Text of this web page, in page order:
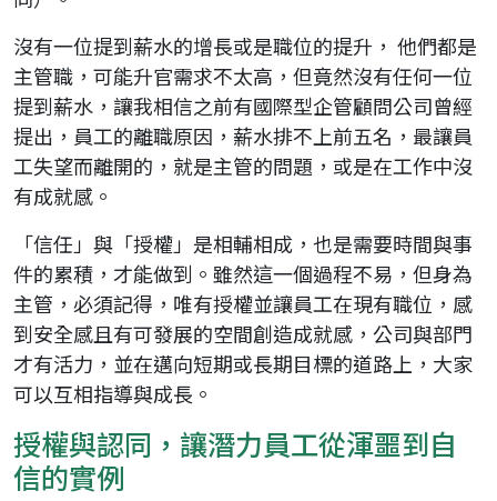
沒有一位提到薪水的增長或是職位的提升， 他們都是
主管職，可能升官需求不太高，但竟然沒有任何一位
提到薪水，讓我相信之前有國際型企管顧問公司曾經
提出，員工的離職原因，薪水排不上前五名，最讓員
工失望而離開的，就是主管的問題，或是在工作中沒
有成就感。
「信任」與「授權」是相輔相成，也是需要時間與事
件的累積，才能做到。雖然這一個過程不易，但身為
主管，必須記得，唯有授權並讓員工在現有職位，感
到安全感且有可發展的空間創造成就感，公司與部門
才有活力，並在邁向短期或長期目標的道路上，大家
可以互相指導與成長。
授權與認同，讓潛力員工從渾噩到自
信的實例